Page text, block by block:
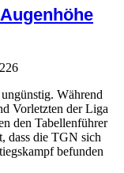
Während
Vorletzten der Liga
den Tabellenführer
dass die TGN sich
befunden